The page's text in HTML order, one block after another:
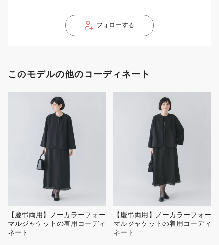
フォローする
このモデルの他のコーディネート
【慶弔両用】ノーカラーフォー
マルジャケットの着用コーディ
ネート
【慶弔両用】ノーカラーフォー
マルジャケットの着用コーディ
ネート